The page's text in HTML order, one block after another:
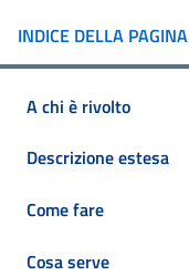
INDICE DELLA PAGINA
A chi è rivolto
Descrizione estesa
Come fare
Cosa serve